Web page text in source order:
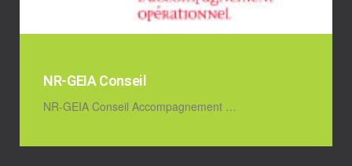
NR-GEIA Conseil
NR-GEIA Conseil Accompagnement …